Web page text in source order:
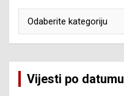
Vijesti po datumu